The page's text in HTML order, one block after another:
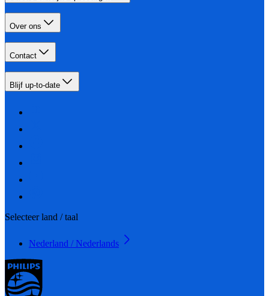
Over ons
Contact
Blijf up-to-date
Selecteer land / taal
Nederland / Nederlands